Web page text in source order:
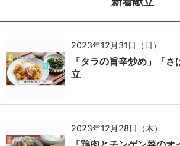
2023年12月31日（日）
「タラの旨辛炒め」「
立
2023年12月28日（木）